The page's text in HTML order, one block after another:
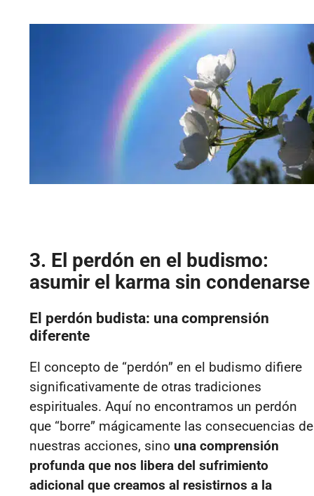
3. El perdón en el budismo:
asumir el karma sin condenarse
El perdón budista: una comprensión
diferente
El concepto de “perdón” en el budismo difiere
significativamente de otras tradiciones
espirituales. Aquí no encontramos un perdón
que “borre” mágicamente las consecuencias de
nuestras acciones, sino una comprensión
profunda que nos libera del sufrimiento
adicional que creamos al resistirnos a la